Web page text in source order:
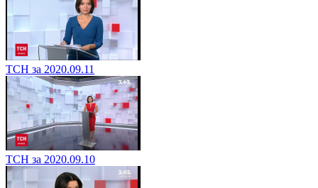
ТСН за 2020.09.11
ТСН за 2020.09.10